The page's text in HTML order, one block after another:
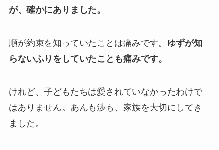
が、確かにありました。
順が約束を知っていたことは痛みです。 ゆずが知
らないふりをしていたことも痛みです。
けれど、子どもたちは愛されていなかったわけで
はありません。あんも渉も、家族を大切にしてき
ました。